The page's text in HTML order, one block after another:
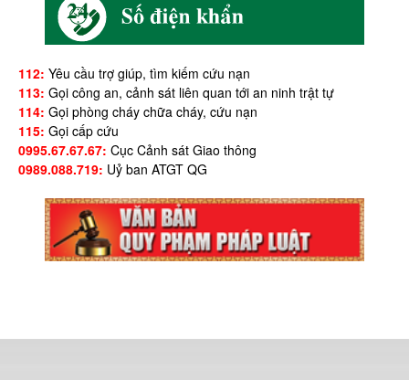
112: Yêu cầu trợ giúp, tìm kiếm cứu nạn
113: Gọi công an, cảnh sát liên quan tới an ninh trật tự
114: Gọi phòng cháy chữa cháy, cứu nạn
115: Gọi cấp cứu
0995.67.67.67: Cục Cảnh sát Giao thông
0989.088.719: Uỷ ban ATGT QG